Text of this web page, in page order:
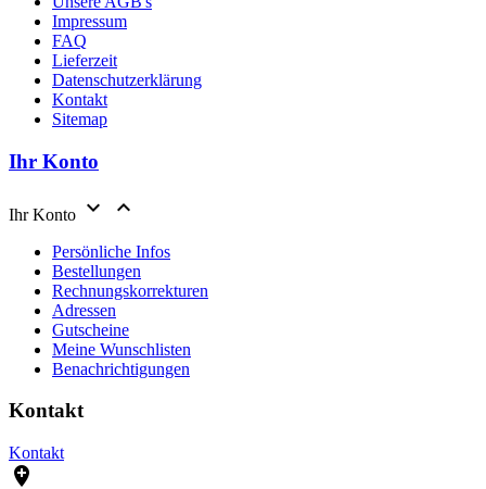
Impressum
FAQ
Lieferzeit
Datenschutzerklärung
Kontakt
Sitemap
Ihr Konto
Ihr Konto  
Persönliche Infos
Bestellungen
Rechnungskorrekturen
Adressen
Gutscheine
Meine Wunschlisten
Benachrichtigungen
Kontakt
Kontakt
